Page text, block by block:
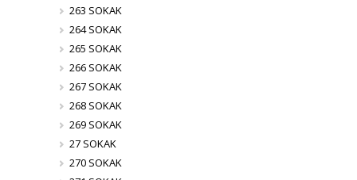
263 SOKAK
264 SOKAK
265 SOKAK
266 SOKAK
267 SOKAK
268 SOKAK
269 SOKAK
27 SOKAK
270 SOKAK